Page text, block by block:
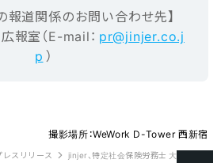
報‌道‌関‌係‌の‌お‌問‌い‌合‌わ‌せ先】‌
室（E-mail‌：‌ pr@jinjer.co.j
p ）
レスリリース jinjer、特定社会保険労務士 大塚氏が登壇
撮影場所：WeWork D-Tower 西新宿